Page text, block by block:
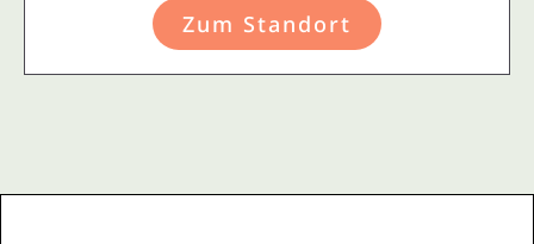
Zum Standort